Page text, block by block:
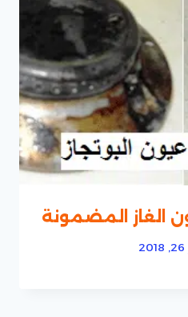
الغاز المضمونة